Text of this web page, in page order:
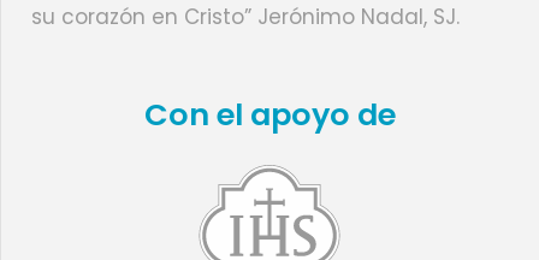
su corazón en Cristo” Jerónimo Nadal, SJ.
Con el apoyo de